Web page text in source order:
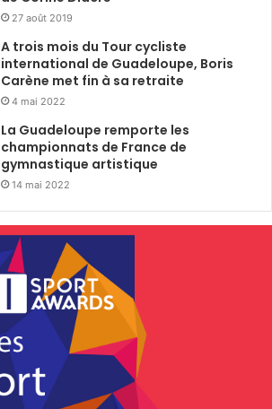
27 août 2019
A trois mois du Tour cycliste
international de Guadeloupe, Boris
Carène met fin à sa retraite
4 mai 2022
La Guadeloupe remporte les
championnats de France de
gymnastique artistique
14 mai 2022